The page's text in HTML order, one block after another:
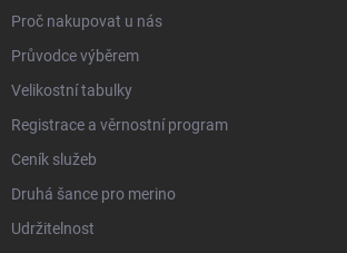
Proč nakupovat u nás
Průvodce výběrem
Velikostní tabulky
Registrace a věrnostní program
Ceník služeb
Druhá šance pro merino
Udržitelnost